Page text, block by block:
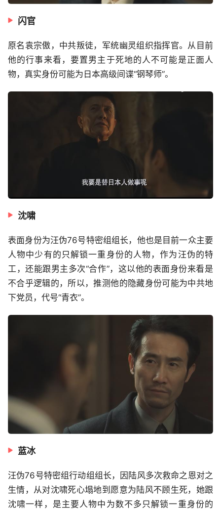
闪官
原名袁宗傲，中共叛徒，军统幽灵组织指挥官。从目前
他的行事来看，要置男主于死地的人不可能是正面人
物，真实身份可能为日本高级间谍“钢琴师”。
沈啸
表面身份为汪伪76号特密组组长，他也是目前一众主要
人物中少有的只解锁一重身份的人物，作为汪伪的特
工，还能跟男主多次“合作”，这以他的表面身份来看是
不合乎逻辑的，所以，推测他的隐藏身份可能为中共地
下党员，代号“青衣”。
蓝冰
汪伪76号特密组行动组组长，因陆风多次救命之恩对之
生情，从对沈啸死心塌地到愿意为陆风不顾生死，她跟
沈啸一样，是主要人物中为数不多只解锁一重身份的